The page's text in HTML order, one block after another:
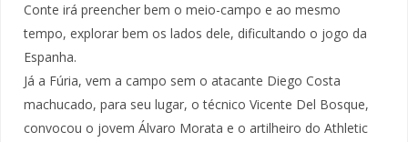
Conte irá preencher bem o meio-campo e ao mesmo
tempo, explorar bem os lados dele, dificultando o jogo da
Espanha.
Já a Fúria, vem a campo sem o atacante Diego Costa
machucado, para seu lugar, o técnico Vicente Del Bosque,
convocou o jovem Álvaro Morata e o artilheiro do Athletic